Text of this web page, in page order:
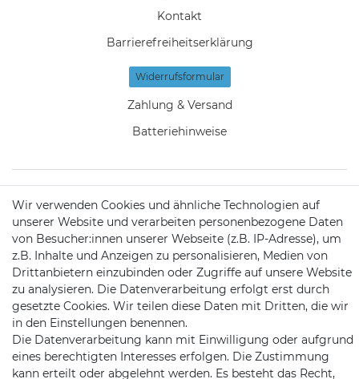
Kontakt
Barrierefreiheitserklärung
Widerrufs­formular
Zahlung & Versand
Batteriehinweise
KONTAKT
Telefon:09721 / 9453362
Mail:info@satshopping.de
Kopenhagenstr. 4
97424 Schweinfurt
Wir verwenden Cookies und ähnliche Technologien auf
unserer Website und verarbeiten personenbezogene Daten
von Besucher:innen unserer Webseite (z.B. IP-Adresse), um
z.B. Inhalte und Anzeigen zu personalisieren, Medien von
Drittanbietern einzubinden oder Zugriffe auf unsere Website
zu analysieren. Die Datenverarbeitung erfolgt erst durch
gesetzte Cookies. Wir teilen diese Daten mit Dritten, die wir
in den Einstellungen benennen.
Die Datenverarbeitung kann mit Einwilligung oder aufgrund
eines berechtigten Interesses erfolgen. Die Zustimmung
kann erteilt oder abgelehnt werden. Es besteht das Recht,